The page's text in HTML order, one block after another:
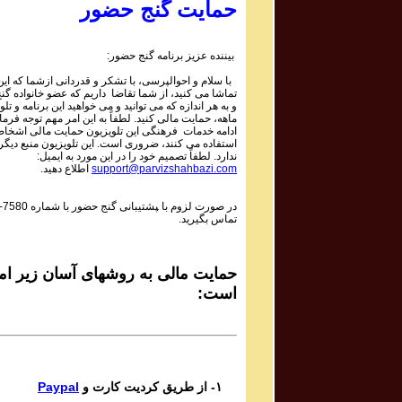
Sadiq Tarif صدیق تعریف
Shaneh Bar Zolf
Mohsen Daie Nabi محسن دايی نبی
Mastaneh Sho
Dar in Raghs o Dar In Hayo hooy
Baagh e Nazar
Bigharar
Del Ava Ensemble گروه دل آوا
Reng
حمایت گنج حضور
بیننده عزیز برنامه گنج حضور:
با سلام و احوالپرسی، با تشکر و قدردانی ازشما که
تماشا می کنید، از شما تقاضا داریم که عضو خانواده
و به هر اندازه که می توانید و می خواهید این برنامه و
ماهه، حمایت مالی کنید. لطفاً به این امر مهم توجه
ادامه خدمات فرهنگی این تلویزیون حمایت مالی
استفاده می کنند، ضروری است. این تلویزیون منبع
ندارد. لطفاً تصمیم خود را در این مورد به ایمیل:
support@parvizshahbazi.com اطلاع دهید.
در صورت لزوم با ‍پشتیبانی گنج حضور با شماره 7580
تماس بگیرید.
حمایت مالی به روشهای آسان زیر
است:
Paypal